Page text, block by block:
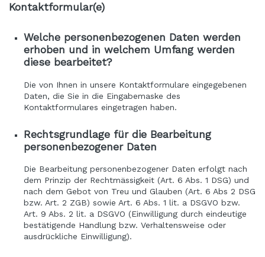
Kontaktformular(e)
Welche personenbezogenen Daten werden
erhoben und in welchem Umfang werden
diese bearbeitet?
Die von Ihnen in unsere Kontaktformulare eingegebenen
Daten, die Sie in die Eingabemaske des
Kontaktformulares eingetragen haben.
Rechtsgrundlage für die Bearbeitung
personenbezogener Daten
Die Bearbeitung personenbezogener Daten erfolgt nach
dem Prinzip der Rechtmässigkeit (Art. 6 Abs. 1 DSG) und
nach dem Gebot von Treu und Glauben (Art. 6 Abs 2 DSG
bzw. Art. 2 ZGB) sowie Art. 6 Abs. 1 lit. a DSGVO bzw.
Art. 9 Abs. 2 lit. a DSGVO (Einwilligung durch eindeutige
bestätigende Handlung bzw. Verhaltensweise oder
ausdrückliche Einwilligung).